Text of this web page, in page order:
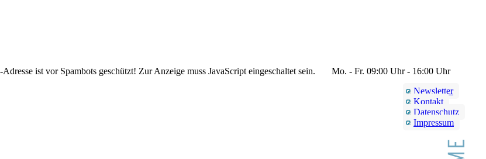
ist vor Spambots geschützt! Zur Anzeige muss JavaScript eingeschaltet sein.
Mo. - Fr. 09:00 Uhr - 16:00 Uhr
Newsletter
Kontakt
Datenschutz
Impressum